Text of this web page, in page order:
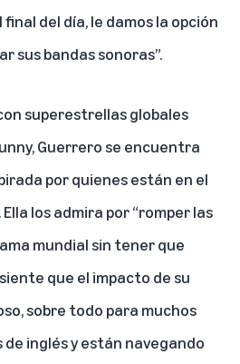
del día, le damos la opción
sus bandas sonoras”.
superestrellas globales
Guerrero se encuentra
por quienes están en el
los admira por “romper las
mundial sin tener que
que el impacto de su
sobre todo para muchos
inglés y están navegando